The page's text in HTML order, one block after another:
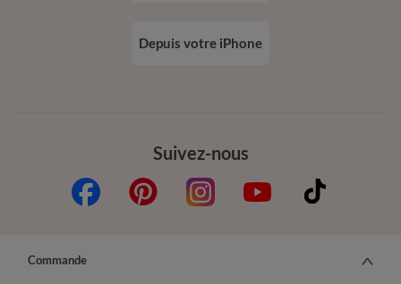
Suivez-nous
Depuis votre iPhone
Commande